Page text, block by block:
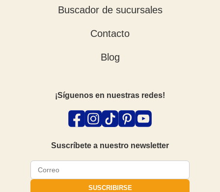
Buscador de sucursales
Contacto
Blog
¡Síguenos en nuestras redes!
Suscríbete a nuestro newsletter
SUSCRIBIRSE